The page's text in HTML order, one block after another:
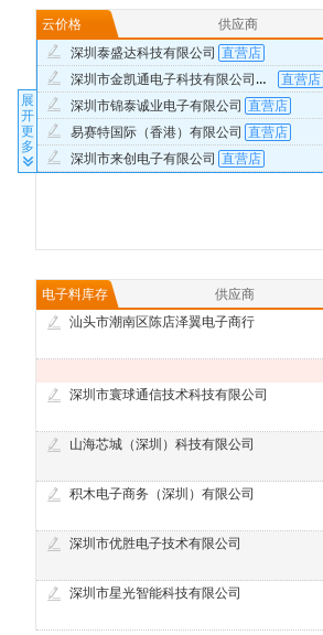
云价格 供应商
深圳泰盛达科技有限公司
深圳市金凯通电子科技有限公司销售一部
深圳市锦泰诚业电子有限公司
易赛特国际（香港）有限公司
深圳市来创电子有限公司
深圳市金圳芯科技有限公司
老罗芯选（深圳）电子有限公司
深圳市在商言商贸易有限公司
深圳市追梦世纪科技有限公司
深圳市金欣电子科技有限公司
深圳市联营恒业科技有限公司
展
开
更
多
电子料库存 供应商
汕头市潮南区陈店泽翼电子商行
深圳市寰球通信技术科技有限公司
山海芯城（深圳）科技有限公司
积木电子商务（深圳）有限公司
深圳市优胜电子技术有限公司
深圳市星光智能科技有限公司